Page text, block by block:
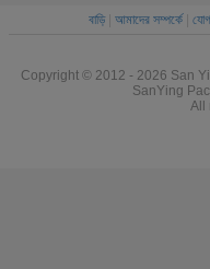
বাড়ি| আমাদের সম্পর্কে|
Copyright © 2012 - 2026 San
SanYing
All